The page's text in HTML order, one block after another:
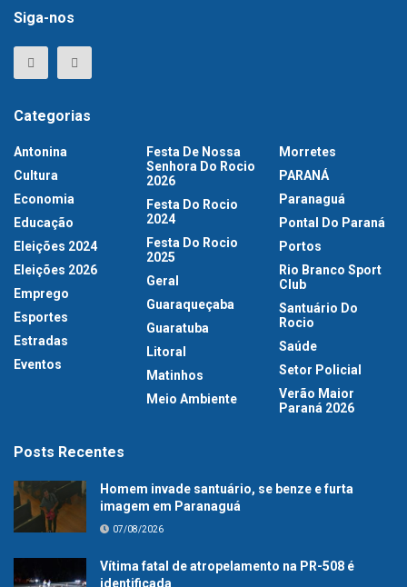
Siga-nos
Categorias
Antonina
Cultura
Economia
Educação
Eleições 2024
Eleições 2026
Emprego
Esportes
Estradas
Eventos
Festa De Nossa
Senhora Do Rocio
2026
Festa Do Rocio
2024
Festa Do Rocio
2025
Geral
Guaraqueçaba
Guaratuba
Litoral
Matinhos
Meio Ambiente
Morretes
PARANÁ
Paranaguá
Pontal Do Paraná
Portos
Rio Branco Sport
Club
Santuário Do
Rocio
Saúde
Setor Policial
Verão Maior
Paraná 2026
Posts Recentes
Homem invade santuário, se benze e furta
imagem em Paranaguá
07/08/2026
Vítima fatal de atropelamento na PR-508 é
identificada